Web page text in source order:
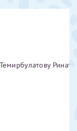
с фотографией,